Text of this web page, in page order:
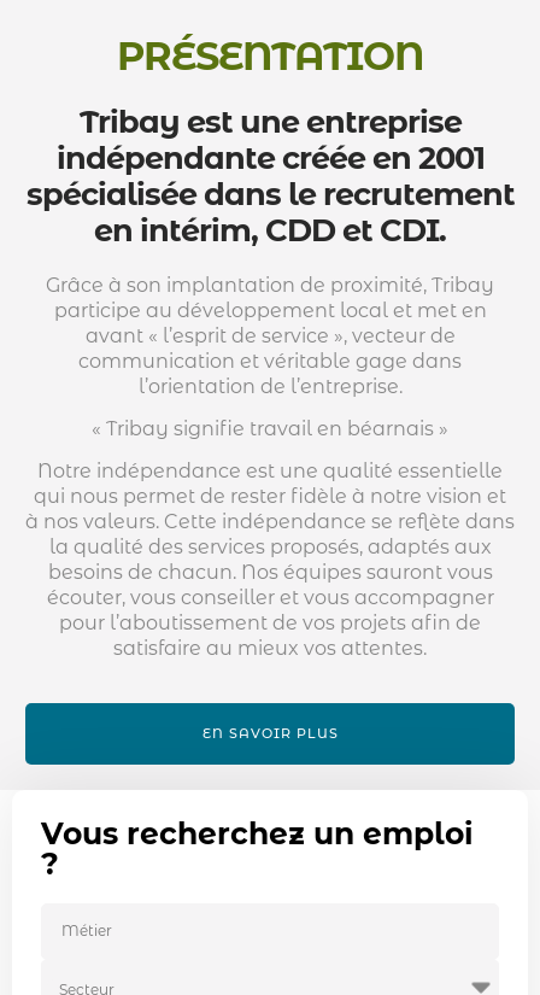
PRÉSENTATION
Tribay est une entreprise
indépendante créée en 2001
spécialisée dans le recrutement
en intérim, CDD et CDI.
Grâce à son implantation de proximité, Tribay
participe au développement local et met en
avant « l’esprit de service », vecteur de
communication et véritable gage dans
l’orientation de l’entreprise.
« Tribay signifie travail en béarnais »
Notre indépendance est une qualité essentielle
qui nous permet de rester fidèle à notre vision et
à nos valeurs. Cette indépendance se reflète dans
la qualité des services proposés, adaptés aux
besoins de chacun. Nos équipes sauront vous
écouter, vous conseiller et vous accompagner
pour l’aboutissement de vos projets afin de
satisfaire au mieux vos attentes.
EN SAVOIR PLUS
Vous recherchez un emploi
?